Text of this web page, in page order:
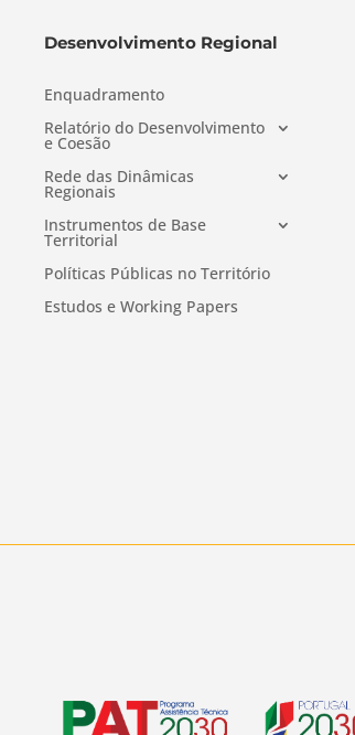
Desenvolvimento Regional
Enquadramento
Relatório do Desenvolvimento
e Coesão
Rede das Dinâmicas
Regionais
Instrumentos de Base
Territorial
Políticas Públicas no Território
Estudos e Working Papers